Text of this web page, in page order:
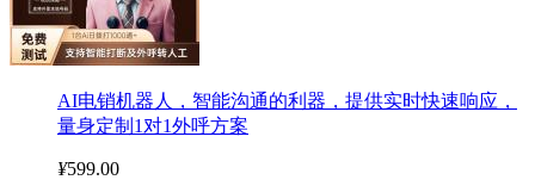
AI电销机器人，智能沟通的利器，提供实时快速响应，
量身定制1对1外呼方案
¥599.00